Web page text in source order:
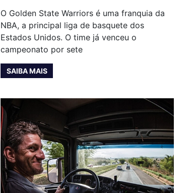
O Golden State Warriors é uma franquia da
NBA, a principal liga de basquete dos
Estados Unidos. O time já venceu o
campeonato por sete
SAIBA MAIS